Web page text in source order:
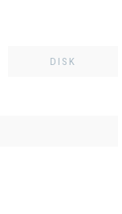
DISK